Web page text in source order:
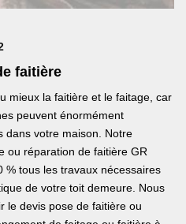
faitière
mieux la faitière et le faitage, car
peuvent énormément
dans votre maison. Notre
ou réparation de faitière GR
tous les travaux nécessaires
de votre toit demeure. Nous
le devis pose de faitière ou